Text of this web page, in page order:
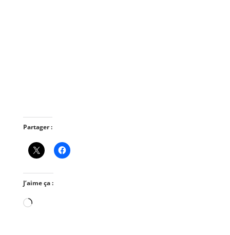
Partager :
J’aime ça :
Chargement…